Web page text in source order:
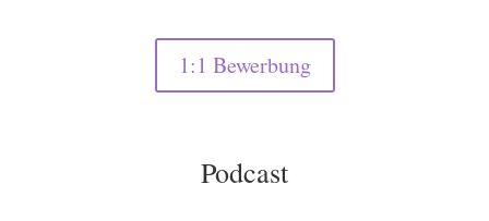
1:1 Bewerbung
Podcast